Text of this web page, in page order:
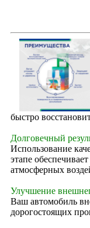
быстро
Долговечный
Использование
этапе
атмосферных
Улучшение
Ваш автомобиль
дорогостоящих